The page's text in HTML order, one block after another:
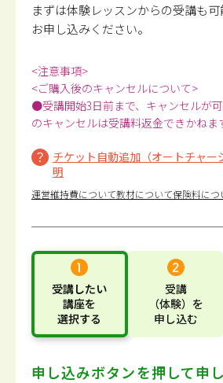
まずは体験レッスンからの受講も可
お申し込みください。
<注意事項>
<ご購入後のキャンセルについて>
●受講開始3日前まで、キャンセルが
のキャンセルは受講料返金できかねま
チケット自動追加（オートチャー
明
運営維持費について教材について保険料につ
受講したい
講座を
選択する
受講
（体験） を
申し込む
申し込みボタンを押して申